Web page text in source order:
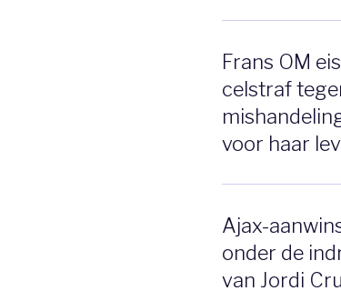
Frans OM
celstraf
voor haar
Ajax-
onder de
van Jordi